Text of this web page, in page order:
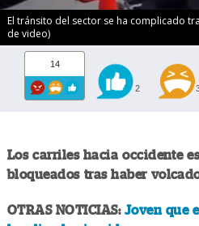
El tránsito del sector se ha complicado
de video)
14
2
Los carriles hacia occidente
bloqueados tras haber
OTRAS NOTICIAS:Joven que